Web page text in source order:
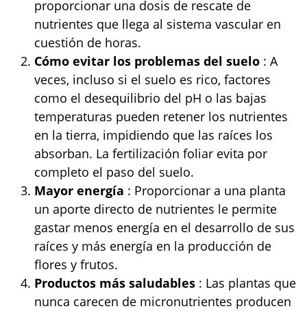
proporcionar una dosis de rescate de
nutrientes que llega al sistema vascular en
cuestión de horas.
Cómo evitar los problemas del suelo : A
veces, incluso si el suelo es rico, factores
como el desequilibrio del pH o las bajas
temperaturas pueden retener los nutrientes
en la tierra, impidiendo que las raíces los
absorban. La fertilización foliar evita por
completo el paso del suelo.
Mayor energía : Proporcionar a una planta
un aporte directo de nutrientes le permite
gastar menos energía en el desarrollo de sus
raíces y más energía en la producción de
flores y frutos.
Productos más saludables : Las plantas que
nunca carecen de micronutrientes producen